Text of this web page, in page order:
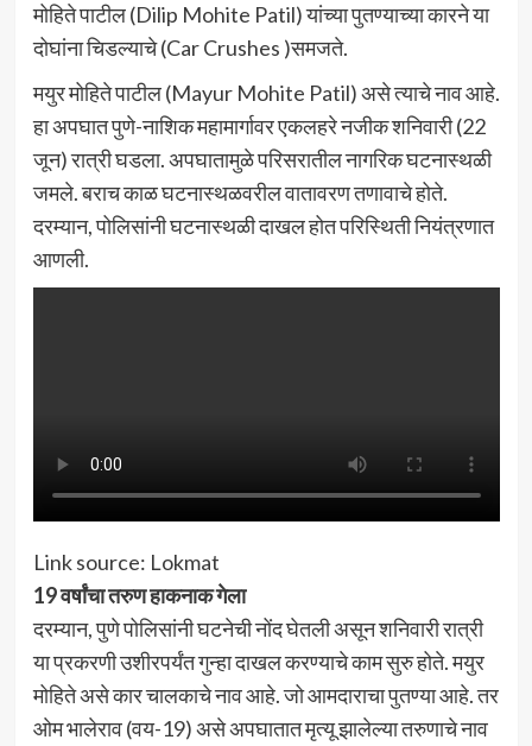
मोहिते पाटील (Dilip Mohite Patil) यांच्या पुतण्याच्या कारने या
दोघांना चिडल्याचे (Car Crushes )समजते.
मयुर मोहिते पाटील (Mayur Mohite Patil) असे त्याचे नाव आहे.
हा अपघात पुणे-नाशिक महामार्गावर एकलहरे नजीक शनिवारी (22
जून) रात्री घडला. अपघातामुळे परिसरातील नागरिक घटनास्थळी
जमले. बराच काळ घटनास्थळवरील वातावरण तणावाचे होते.
दरम्यान, पोलिसांनी घटनास्थळी दाखल होत परिस्थिती नियंत्रणात
आणली.
Link source: Lokmat
19 वर्षांचा तरुण हाकनाक गेला
दरम्यान, पुणे पोलिसांनी घटनेची नोंद घेतली असून शनिवारी रात्री
या प्रकरणी उशीरपर्यंत गुन्हा दाखल करण्याचे काम सुरु होते. मयुर
मोहिते असे कार चालकाचे नाव आहे. जो आमदाराचा पुतण्या आहे. तर
ओम भालेराव (वय-19) असे अपघातात मृत्यू झालेल्या तरुणाचे नाव